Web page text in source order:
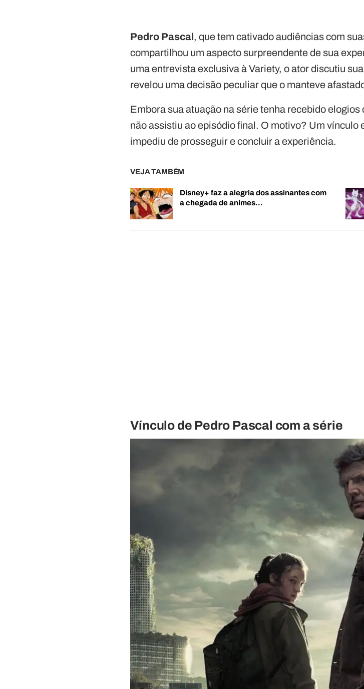
Pedro Pascal, que tem cativado audiências com
compartilhou um aspecto surpreendente de sua
uma entrevista exclusiva à Variety, o ator discutiu
revelou uma decisão peculiar que o manteve
Embora sua atuação na série tenha recebido
não assistiu ao episódio final. O motivo? Um vínculo
impediu de prosseguir e concluir a experiência.
VEJA TAMBÉM
Disney+ faz a alegria dos assinantes com
a chegada de animes…
Vínculo de Pedro Pascal com a série